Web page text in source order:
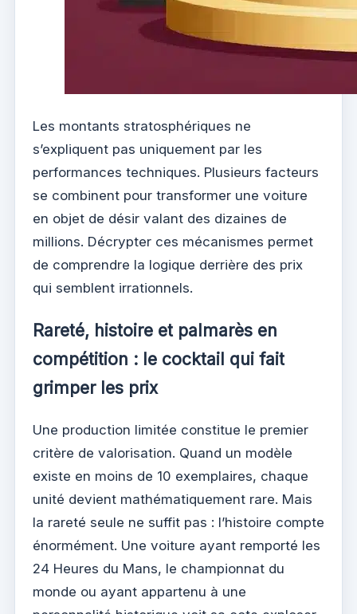
Les montants stratosphériques ne
s’expliquent pas uniquement par les
performances techniques. Plusieurs facteurs
se combinent pour transformer une voiture
en objet de désir valant des dizaines de
millions. Décrypter ces mécanismes permet
de comprendre la logique derrière des prix
qui semblent irrationnels.
Rareté, histoire et palmarès en
compétition : le cocktail qui fait
grimper les prix
Une production limitée constitue le premier
critère de valorisation. Quand un modèle
existe en moins de 10 exemplaires, chaque
unité devient mathématiquement rare. Mais
la rareté seule ne suffit pas : l’histoire compte
énormément. Une voiture ayant remporté les
24 Heures du Mans, le championnat du
monde ou ayant appartenu à une